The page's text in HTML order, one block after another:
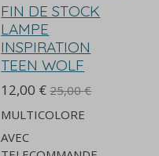
FIN DE STOCK
LAMPE
INSPIRATION
TEEN WOLF
12,00 € 25,00 €
MULTICOLORE
AVEC